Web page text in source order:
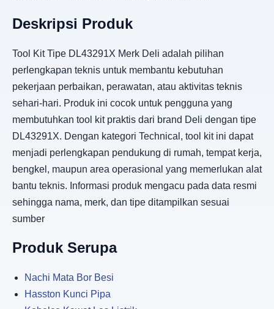
Deskripsi Produk
Tool Kit Tipe DL43291X Merk Deli adalah pilihan
perlengkapan teknis untuk membantu kebutuhan
pekerjaan perbaikan, perawatan, atau aktivitas teknis
sehari-hari. Produk ini cocok untuk pengguna yang
membutuhkan tool kit praktis dari brand Deli dengan tipe
DL43291X. Dengan kategori Technical, tool kit ini dapat
menjadi perlengkapan pendukung di rumah, tempat kerja,
bengkel, maupun area operasional yang memerlukan alat
bantu teknis. Informasi produk mengacu pada data resmi
sehingga nama, merk, dan tipe ditampilkan sesuai
sumber
Produk Serupa
Nachi Mata Bor Besi
Hasston Kunci Pipa